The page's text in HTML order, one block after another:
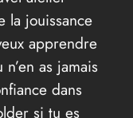
la jouissance
apprendre
as jamais
dans
si tu es